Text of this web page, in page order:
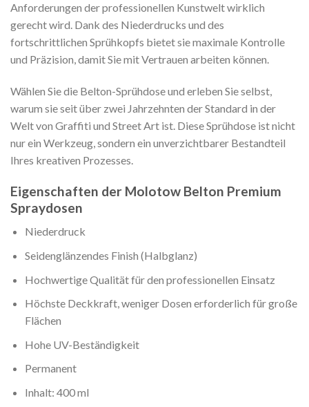
Anforderungen der professionellen Kunstwelt wirklich
gerecht wird. Dank des Niederdrucks und des
fortschrittlichen Sprühkopfs bietet sie maximale Kontrolle
und Präzision, damit Sie mit Vertrauen arbeiten können.
Wählen Sie die Belton-Sprühdose und erleben Sie selbst,
warum sie seit über zwei Jahrzehnten der Standard in der
Welt von Graffiti und Street Art ist. Diese Sprühdose ist nicht
nur ein Werkzeug, sondern ein unverzichtbarer Bestandteil
Ihres kreativen Prozesses.
Eigenschaften der Molotow Belton Premium
Spraydosen
Niederdruck
Seidenglänzendes Finish (Halbglanz)
Hochwertige Qualität für den professionellen Einsatz
Höchste Deckkraft, weniger Dosen erforderlich für große
Flächen
Hohe UV-Beständigkeit
Permanent
Inhalt: 400 ml